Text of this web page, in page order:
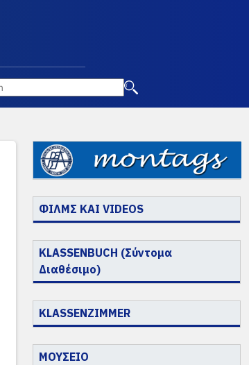
ΦΙΛΜΣ ΚΑΙ VIDEOS
KLASSENBUCH (Σύντομα
Διαθέσιμο)
KLASSENZIMMER
ΜΟΥΣΕΙΟ